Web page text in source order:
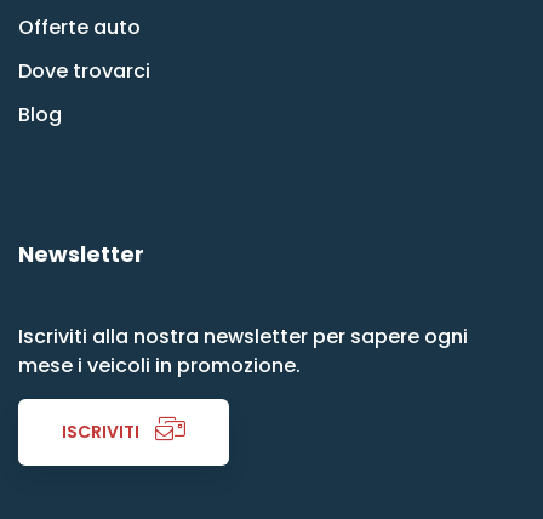
Offerte auto
Dove trovarci
Blog
Newsletter
Iscriviti alla nostra newsletter per sapere ogni
mese i veicoli in promozione.
ISCRIVITI